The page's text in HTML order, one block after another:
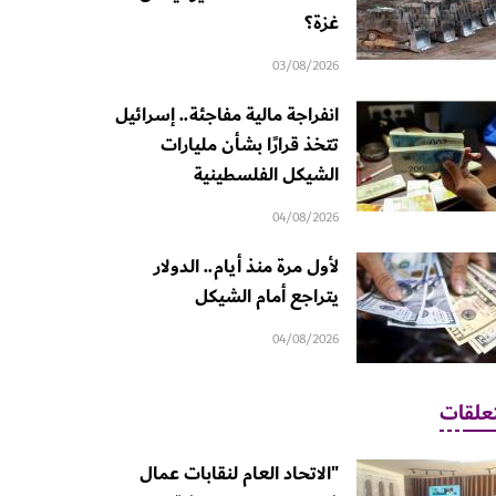
غزة؟
03/08/2026
انفراجة مالية مفاجئة.. إسرائيل
تتخذ قرارًا بشأن مليارات
الشيكل الفلسطينية
04/08/2026
لأول مرة منذ أيام.. الدولار
يتراجع أمام الشيكل
04/08/2026
"الاتحاد العام لنقابات عمال